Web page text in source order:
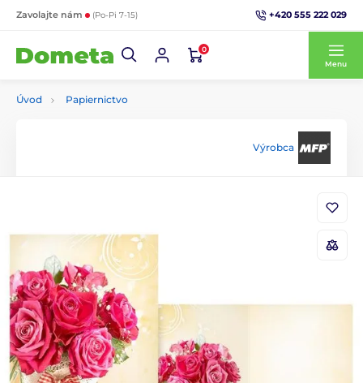
Zavolajte nám (Po-Pi 7-15) +420 555 222 029
0
Menu
Úvod Papiernictvo
Výrobca